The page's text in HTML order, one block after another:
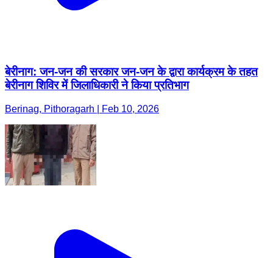
बेरीनाग: जन-जन की सरकार जन-जन के द्वारा कार्यक्रम के तहत
बेरीनाग शिविर में जिलाधिकारी ने किया प्रतिभाग
Berinag, Pithoragarh | Feb 10, 2026